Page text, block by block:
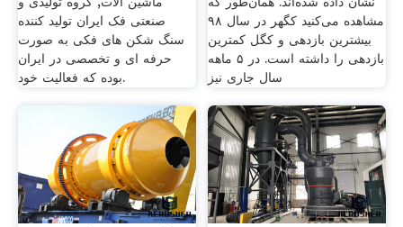
صنعتی فک ایران تولید کننده
سنگ شکن های فکی به صورت
حرفه ای و تخصصی در ایران
بوده که فعالیت خود.
مشاهده می‌کنید کگهر در سال ۹۸
بیشترین بازدهی و کگل کمترین
بازدهی را داشته است. در ۵ ماهه
سال جاری نیز